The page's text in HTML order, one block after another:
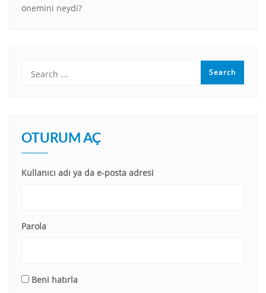
önemini neydi?
OTURUM AÇ
Kullanıcı adı ya da e-posta adresi
Parola
Beni hatırla